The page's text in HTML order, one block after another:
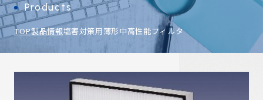
Products
TOP製品情報塩害対策用薄形中高性能フィルタ